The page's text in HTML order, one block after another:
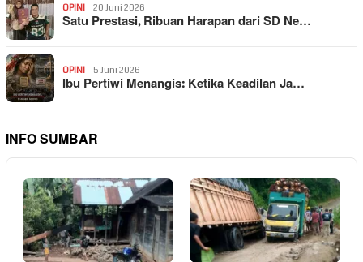
OPINI 20 Juni 2026
Satu Prestasi, Ribuan Harapan dari SD Ne…
OPINI 5 Juni 2026
Ibu Pertiwi Menangis: Ketika Keadilan Ja…
INFO SUMBAR